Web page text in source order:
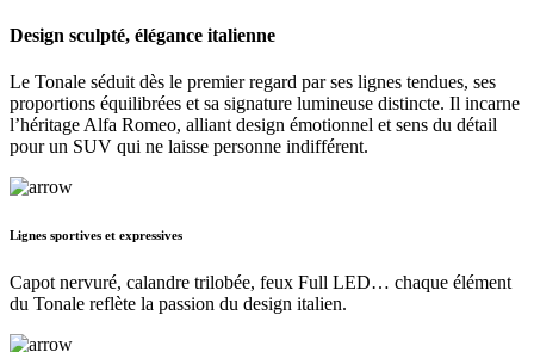
Design sculpté, élégance italienne
Le Tonale séduit dès le premier regard par ses lignes tendues, ses
proportions équilibrées et sa signature lumineuse distincte. Il incarne
l’héritage Alfa Romeo, alliant design émotionnel et sens du détail
pour un SUV qui ne laisse personne indifférent.
Lignes sportives et expressives
Capot nervuré, calandre trilobée, feux Full LED… chaque élément
du Tonale reflète la passion du design italien.